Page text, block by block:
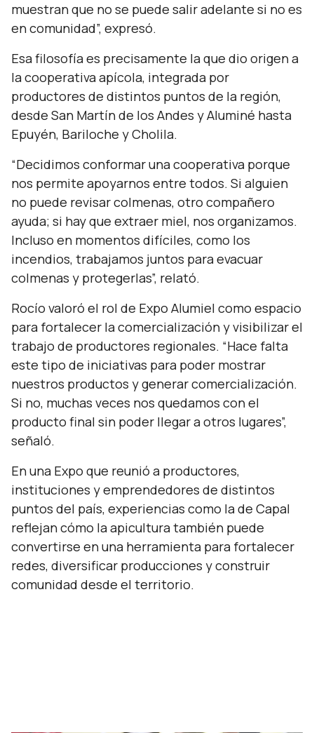
muestran que no se puede salir adelante si no es
en comunidad”, expresó.
Esa filosofía es precisamente la que dio origen a
la cooperativa apícola, integrada por
productores de distintos puntos de la región,
desde San Martín de los Andes y Aluminé hasta
Epuyén, Bariloche y Cholila.
“Decidimos conformar una cooperativa porque
nos permite apoyarnos entre todos. Si alguien
no puede revisar colmenas, otro compañero
ayuda; si hay que extraer miel, nos organizamos.
Incluso en momentos difíciles, como los
incendios, trabajamos juntos para evacuar
colmenas y protegerlas”, relató.
Rocío valoró el rol de Expo Alumiel como espacio
para fortalecer la comercialización y visibilizar el
trabajo de productores regionales. “Hace falta
este tipo de iniciativas para poder mostrar
nuestros productos y generar comercialización.
Si no, muchas veces nos quedamos con el
producto final sin poder llegar a otros lugares”,
señaló.
En una Expo que reunió a productores,
instituciones y emprendedores de distintos
puntos del país, experiencias como la de Capal
reflejan cómo la apicultura también puede
convertirse en una herramienta para fortalecer
redes, diversificar producciones y construir
comunidad desde el territorio.